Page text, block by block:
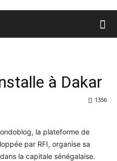
à Dakar
1356
la plateforme de
par RFI, organise sa
la capitale sénégalaise.